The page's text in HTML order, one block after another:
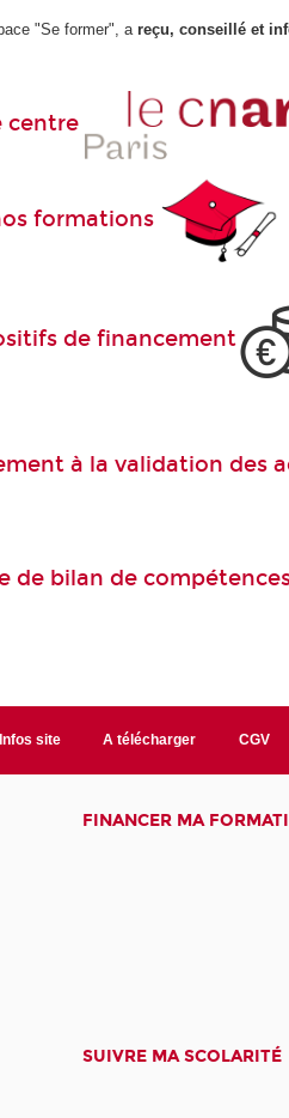
"Se former", areçu, conseillé et
centre
formations
de financement
à la validation des
de bilan de
Infos site A télécharger CGV
FINANCER MA
SUIVRE MA SCOLARITÉ